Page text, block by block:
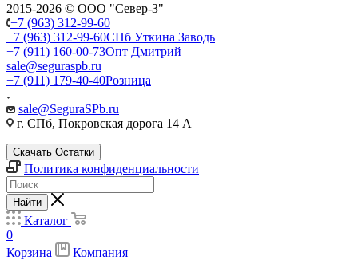
2015-2026 © ООО "Север-З"
+7 (963) 312-99-60
+7 (963) 312-99-60СПб Уткина Заводь
+7 (911) 160-00-73Опт Дмитрий
sale@seguraspb.ru
+7 (911) 179-40-40Розница
sale@SeguraSPb.ru
г. СПб, Покровская дорога 14 А
Скачать Остатки
Политика конфиденциальности
Найти
Каталог
0
Корзина
Компания